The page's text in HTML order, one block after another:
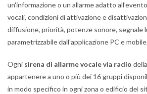
un'informazione o un allarme adatto
vocali, condizioni di attivazione e
diffusione, priorità, potenze sonore, segnale
parametrizzabile dall'applicazione PC e
Ogni sirena di allarme vocale via radio
appartenere a uno o più dei 16 gruppi
in modo specifico in ogni zona o edificio del